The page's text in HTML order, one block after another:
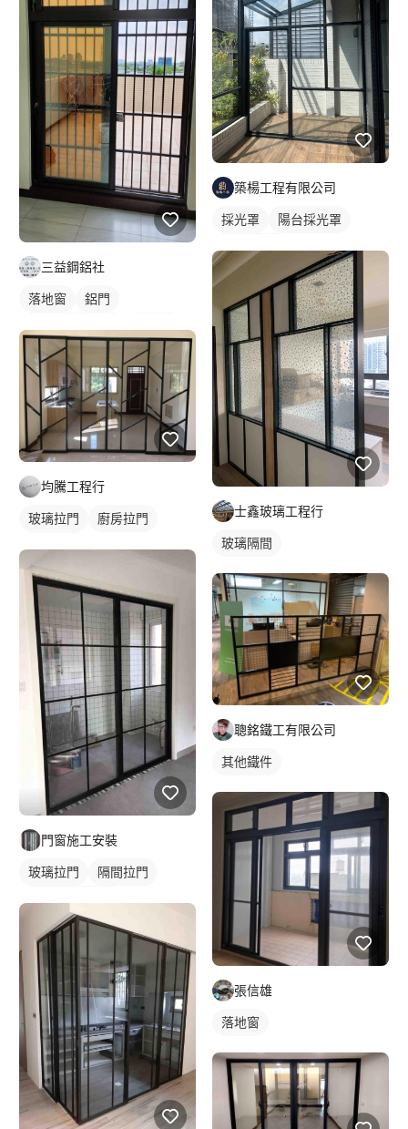
三益鋼鋁社
落地窗
鋁門
玻璃鋁門
均騰工程行
玻璃拉門
廚房拉門
門窗施工安裝
玻璃拉門
隔間拉門
築楊工程有限公司
採光罩
陽台採光罩
士鑫玻璃工程行
玻璃隔間
聰銘鐵工有限公司
其他鐵件
張信雄
落地窗